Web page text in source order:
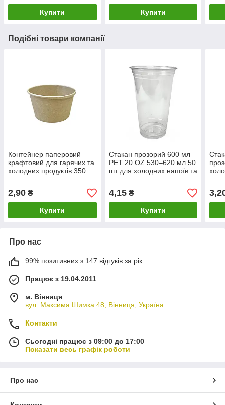
Купити Купити
Подібні товари компанії
Контейнер паперовий
крафтовий для гарячих та
холодних продуктів 350
2,90 ₴
Купити
Стакан прозорий 600 мл
PET 20 OZ 530–620 мл 50
шт для холодних напоїв та
4,15₴
Купити
Про нас
99% позитивних з 147 відгуків за рік
Працює з 19.04.2011
м. Вінниця
вул. Максима Шимка 48, Вінниця, Україна
Контакти
Сьогодні працює з 09:00 до 17:00
Показати весь графік роботи
Про нас